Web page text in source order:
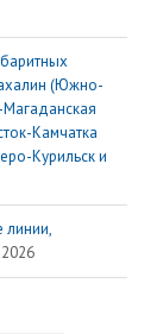
(Южно-
Камчатка
Курильск и
линии,